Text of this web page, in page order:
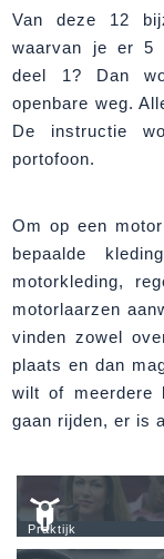
Van deze 12
waarvan je er 5
deel 1? Dan
openbare weg.
De instructie
portofoon.
Om op een
bepaalde
motorkleding,
motorlaarzen
vinden zowel
plaats en dan
wilt of meerdere
gaan rijden, er is
Praktijk